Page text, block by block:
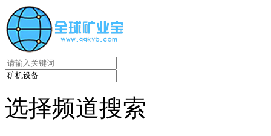
选择频道搜索